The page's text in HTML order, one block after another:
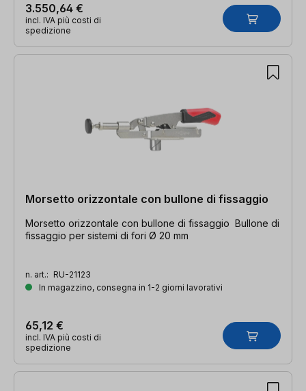
3.550,64 €
incl. IVA più costi di
spedizione
Morsetto orizzontale con bullone di fissaggio
Morsetto orizzontale con bullone di fissaggio Bullone di
fissaggio per sistemi di fori Ø 20 mm
n. art.: RU-21123
In magazzino, consegna in 1-2 giorni lavorativi
65,12 €
incl. IVA più costi di
spedizione